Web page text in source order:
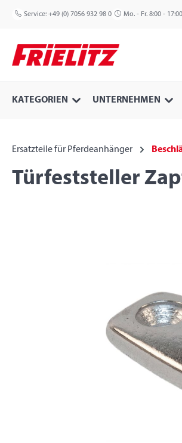
Hauptinhalt springen
Zur Suche springen
Zur Hauptnavigation springen
Service: +49 (0) 7056 932 98 0 Mo. - Fr. 8:00 -
KATEGORIEN UNTERNEHMEN
Ersatzteile für Pferdeanhänger
Türfeststeller